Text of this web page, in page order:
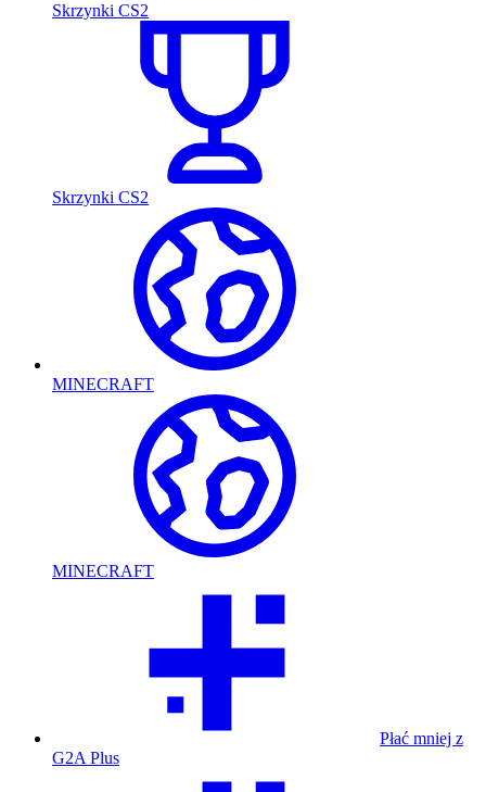
Skrzynki CS2
Skrzynki CS2
MINECRAFT
MINECRAFT
Płać mniej z
G2A Plus